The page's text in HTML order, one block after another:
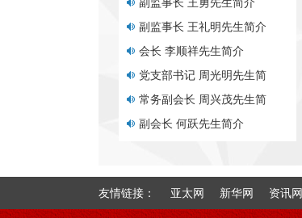
会长 李顺祥先生简介
党支部书记 周光明先生简
常务副会长 周兴茂先生简
副会长 何跃先生简介
副会长 郑刚女士简介
副会长 骆世明先生简介
友情链接： 亚太网 新华网 资讯网